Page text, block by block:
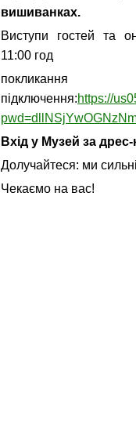
вишиванках.
Виступи гостей та
11:00 год
підключення:https://
Вхід у Музей за
Долучайтеся: ми
Чекаємо на вас!